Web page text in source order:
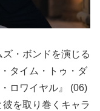
・ボンドを演じる
タイム・トゥ・ダ
ロワイヤル』 (06)
を取り巻くキャラ